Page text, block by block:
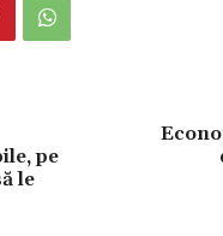
pe
le